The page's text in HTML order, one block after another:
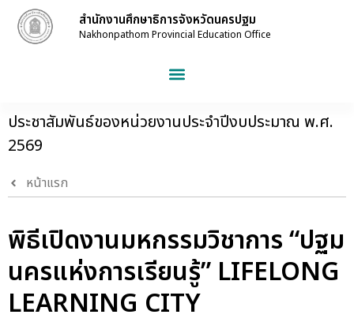
สำนักงานศึกษาธิการจังหวัดนครปฐม
Nakhonpathom Provincial Education Office
ประชาสัมพันธ์ของหน่วยงานประจำปีงบประมาณ พ.ศ.
2569
หน้าแรก
พิธีเปิดงานมหกรรมวิชาการ “ปฐม
นครแห่งการเรียนรู้” LIFELONG
LEARNING CITY